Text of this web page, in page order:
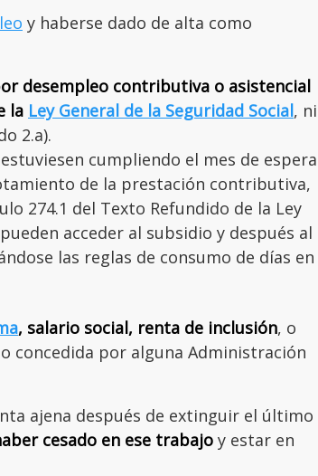
y haberse dado de alta como
desempleo contributiva o asistencial
la Ley General de la Seguridad Social, ni
2.a).
cumpliendo el mes de espera
de la prestación contributiva,
274.1 del Texto Refundido de la Ley
acceder al subsidio y después al
las reglas de consumo de días en
, salario social, renta de inclusión, o
concedida por alguna Administración
ajena después de extinguir el último
cesado en ese trabajo y estar en